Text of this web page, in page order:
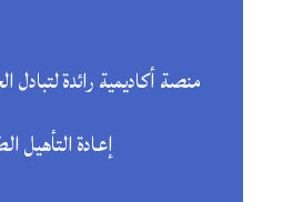
منصة أكاديمية رائدة
إعادة التأهيل